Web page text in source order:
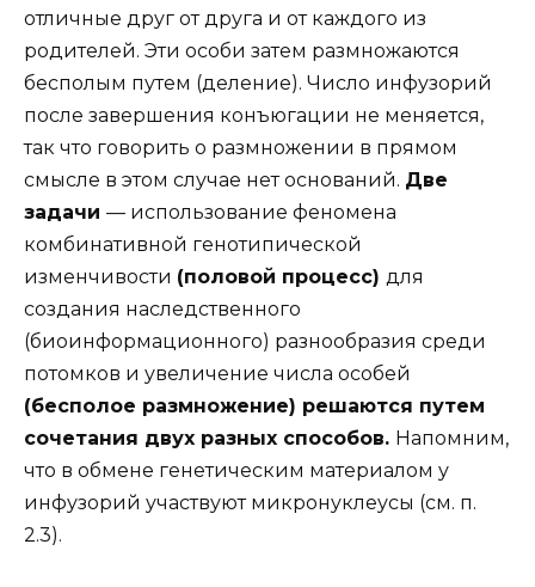
отличные друг от друга и от каждого из
родителей. Эти особи затем размножаются
бесполым путем (деление). Число инфузорий
после завершения конъюгации не меняется,
так что говорить о размножении в прямом
смысле в этом случае нет оснований. Две
задачи — использование феномена
комбинативной генотипической
изменчивости (половой процесс) для
создания наследственного
(биоинформационного) разнообразия среди
потомков и увеличение числа особей
(бесполое размножение) решаются путем
сочетания двух разных способов. Напомним,
что в обмене генетическим материалом у
инфузорий участвуют микронуклеусы (см. п.
2.3).